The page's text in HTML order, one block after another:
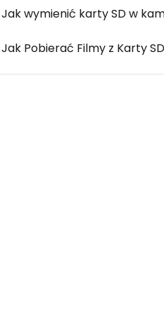
Jak wymienić karty SD w
Jak Pobierać Filmy z Karty SD